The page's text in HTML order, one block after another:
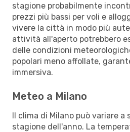
stagione probabilmente
prezzi più bassi per voli e
vivere la città in modo più
attività all'aperto potrebbero
delle condizioni
popolari meno affollate,
immersiva.
Meteo a Milano
Il clima di Milano può variare a
stagione dell'anno. La